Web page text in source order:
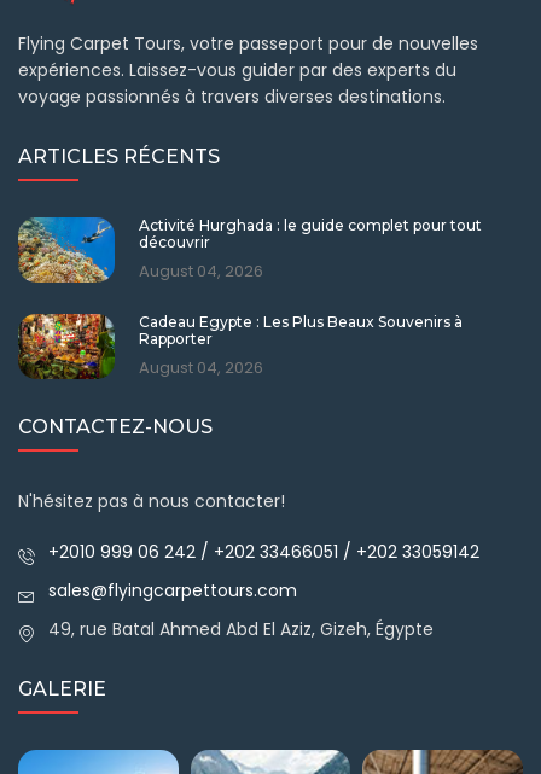
Flying Carpet Tours, votre passeport pour de nouvelles
expériences. Laissez-vous guider par des experts du
voyage passionnés à travers diverses destinations.
ARTICLES RÉCENTS
Activité Hurghada : le guide complet pour tout
découvrir
August 04, 2026
Cadeau Egypte : Les Plus Beaux Souvenirs à
Rapporter
August 04, 2026
CONTACTEZ-NOUS
N'hésitez pas à nous contacter!
+2010 999 06 242 / +202 33466051 / +202 33059142
sales@flyingcarpettours.com
49, rue Batal Ahmed Abd El Aziz, Gizeh, Égypte
GALERIE